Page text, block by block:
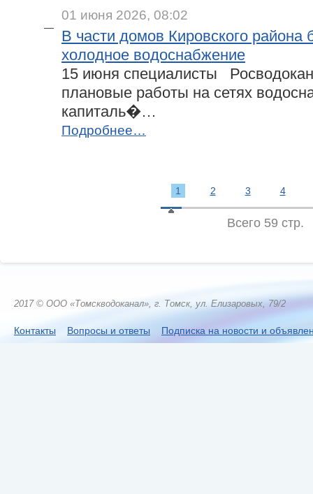
01 июня 2026, 08:02
В части домов Кировского района
холодное водоснабжение
15 июня специалисты
плановые работы на сетях
капиталь�…
Подробнее…
1 2 3 4
Всего 59 стр.
2017 © ООО «Томскводоканал», г. Томск, ул. Елизаровых, 79/2
Контакты Вопросы и ответы Подписка на новости и